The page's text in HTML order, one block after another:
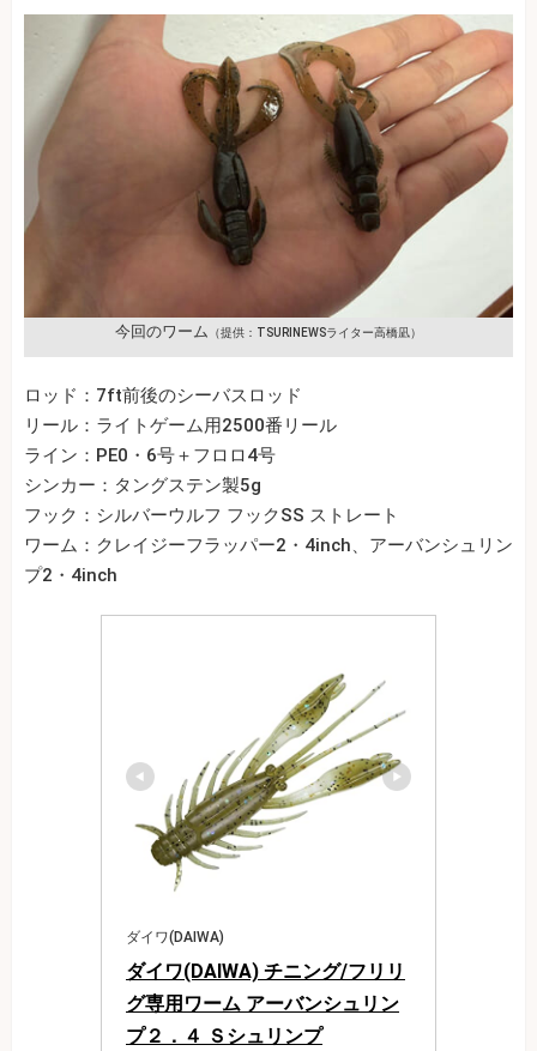
今回のワーム （提供：TSURINEWSライター高橋凪）
ロッド：7ft前後のシーバスロッド
リール：ライトゲーム用2500番リール
ライン：PE0・6号＋フロロ4号
シンカー：タングステン製5g
フック：シルバーウルフ フックSS ストレート
ワーム：クレイジーフラッパー2・4inch、アーバンシュリン
プ2・4inch
ダイワ(DAIWA)
ダイワ(DAIWA) チニング/フリリ
グ専用ワーム アーバンシュリン
プ２．４ Ｓシュリンプ